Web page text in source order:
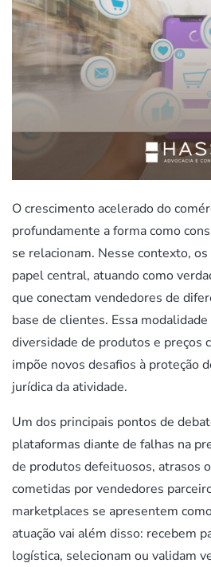
O crescimento acelerado do
profundamente a forma como
se relacionam. Nesse contexto,
papel central, atuando como
que conectam vendedores de
base de clientes. Essa
diversidade de produtos e preços
impõe novos desafios à proteção
jurídica da atividade.
Um dos principais pontos de
plataformas diante de falhas na
de produtos defeituosos, atrasos
cometidas por vendedores
marketplaces se apresentem
atuação vai além disso: recebem
logística, selecionam ou validam